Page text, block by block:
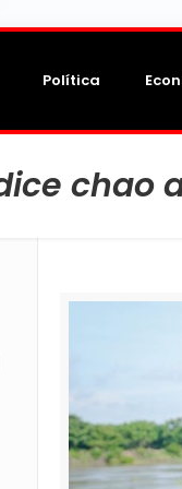
Política
chao